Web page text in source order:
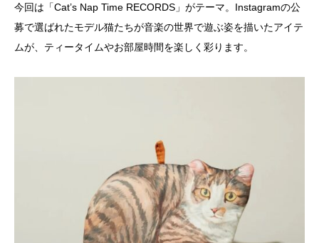
今回は「Cat’s Nap Time RECORDS」がテーマ。Instagramの公
募で選ばれたモデル猫たちが音楽の世界で遊ぶ姿を描いたアイテ
ムが、ティータイムやお部屋時間を楽しく彩ります。